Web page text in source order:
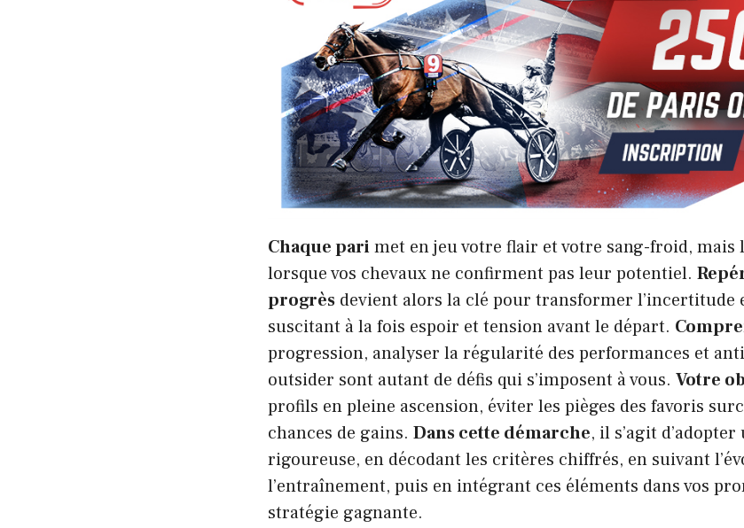
Chaque parimet en jeu votre flair et votre sang-froid,
lorsque vos chevaux ne confirment pas leur potentiel.
progrès devient alors la clé pour transformer l’incertitude
suscitant à la fois espoir et tension avant le départ.
progression, analyser la régularité des performances et
outsider sont autant de défis qui s’imposent à vous. Votre
profils en pleine ascension, éviter les pièges des favoris
chances de gains. Dans cette démarche, il s’agit
rigoureuse, en décodant les critères chiffrés, en suivant
l’entraînement, puis en intégrant ces éléments dans vos
stratégie gagnante.